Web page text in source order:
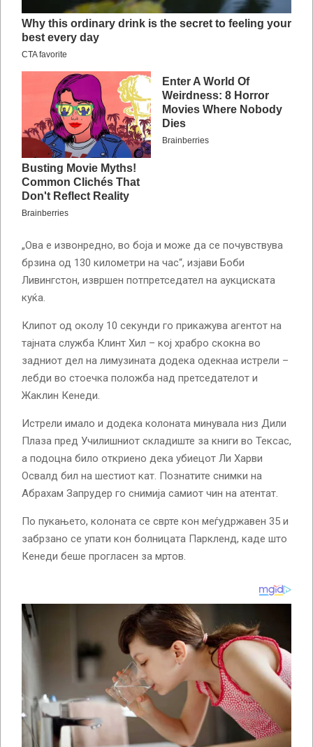
„Ова е извонредно, во боја и може да се почувствува
брзина од 130 километри на час“, изјави Боби
Ливингстон, извршен потпретседател на аукциската
куќа.
Клипот од околу 10 секунди го прикажува агентот на
тајната служба Клинт Хил – кој храбро скокна во
задниот дел на лимузината додека одекнаа истрели –
лебди во стоечка положба над претседателот и
Жаклин Кенеди.
Истрели имало и додека колоната минувала низ Дили
Плаза пред Училишниот складиште за книги во Тексас,
а подоцна било откриено дека убиецот Ли Харви
Освалд бил на шестиот кат. Познатите снимки на
Абрахам Запрудер го снимија самиот чин на атентат.
По пукањето, колоната се сврте кон меѓудржавен 35 и
забрзано се упати кон болницата Паркленд, каде што
Кенеди беше прогласен за мртов.